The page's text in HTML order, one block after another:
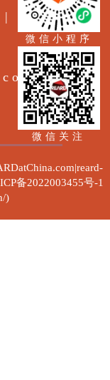
|
微信小程序
微信关注
备2022003455号-1
)